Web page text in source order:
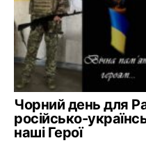
Чорний день для
російсько-
наші Герої